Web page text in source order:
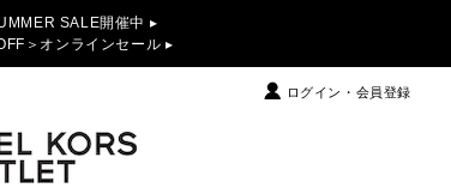
SALE開催中 ▸
＞オンラインセール ▸
ログイン・会員登録